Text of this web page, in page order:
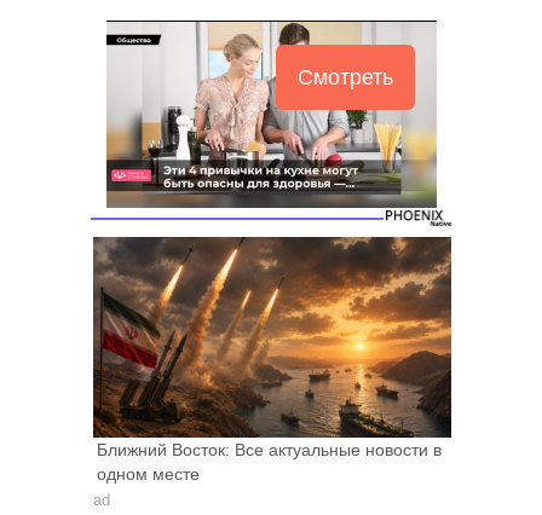
Смотреть
Ближний Восток: Все актуальные новости в
одном месте
ad